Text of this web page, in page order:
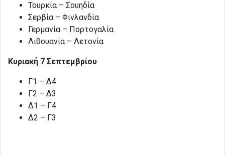
Τουρκία – Σουηδία
Σερβία – Φινλανδία
Γερμανία – Πορτογαλία
Λιθουανία – Λετονία
Κυριακή 7 Σεπτεμβρίου
Γ1 – Δ4
Γ2 – Δ3
Δ1 – Γ4
Δ2 – Γ3